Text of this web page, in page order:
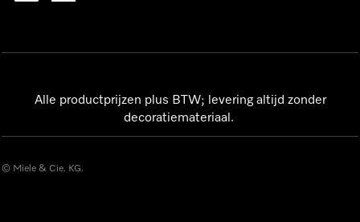
Alle productprijzen plus BTW; levering altijd zonder
decoratiemateriaal.
© Miele & Cie. KG.